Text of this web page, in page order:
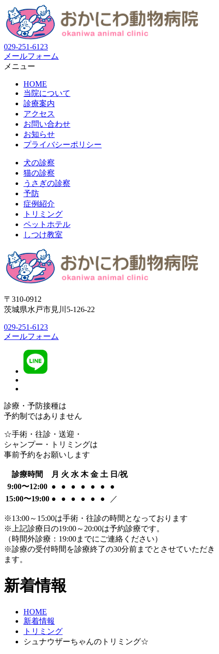
029-251-6123
メールフォーム
メニュー
HOME
当院について
診療案内
アクセス
お問い合わせ
お知らせ
プライバシーポリシー
犬の診察
猫の診察
うさぎの診察
予防
症例紹介
トリミング
ペットホテル
しつけ教室
〒310-0912
茨城県水戸市見川5-126-22
029-251-6123
メールフォーム
診療・予防接種は
予約制ではありません
☆手術・往診・送迎・
シャンプー・トリミングは
事前予約をお願いします
診療時間 月 火 水 木 金 土 日/祝
9:00〜12:00 ● ● ● ● ● ●
●
15:00〜19:00 ● ● ● ● ● ● ／
※13:00～15:00は手術・往診の時間となっております
※上記診療日の19:00～20:00は予約診療です。
（時間外診療：19:00までにご連絡ください）
※診療の受付時間を診療終了の30分前までとさせていただき
ます。
新着情報
HOME
新着情報
トリミング
シュナウザーちゃんのトリミング☆